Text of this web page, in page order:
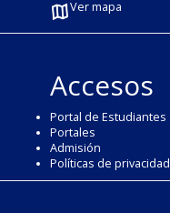
Ver mapa
Accesos
Portal de Estudiantes
Portales
Admisión
Políticas de privacidad